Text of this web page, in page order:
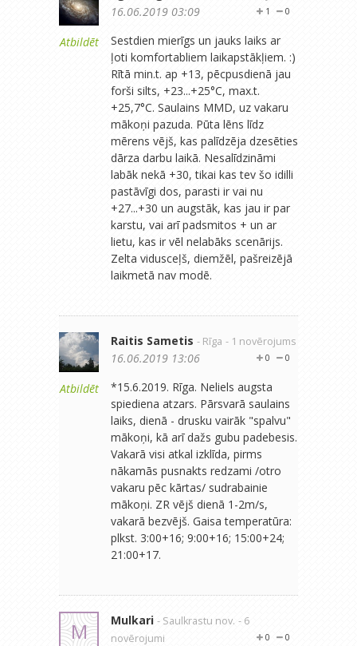
Atbildēt
0
1
16.06.2019 03:09
Sestdien mierīgs un jauks laiks ar
ļoti komfortabliem laikapstākļiem. :)
Rītā min.t. ap +13, pēcpusdienā jau
forši silts, +23...+25°C, max.t.
+25,7°C. Saulains MMD, uz vakaru
mākoņi pazuda. Pūta lēns līdz
mērens vējš, kas palīdzēja dzesēties
dārza darbu laikā. Nesalīdzināmi
labāk nekā +30, tikai kas tev šo idilli
pastāvīgi dos, parasti ir vai nu
+27...+30 un augstāk, kas jau ir par
karstu, vai arī padsmitos + un ar
lietu, kas ir vēl nelabāks scenārijs.
Zelta vidusceļš, diemžēl, pašreizējā
laikmetā nav modē.
Atbildēt
Raitis Sametis - Rīga - 1 novērojums
0
0
16.06.2019 13:06
*15.6.2019. Rīga. Neliels augsta
spiediena atzars. Pārsvarā saulains
laiks, dienā - drusku vairāk "spalvu"
mākoņi, kā arī dažs gubu padebesis.
Vakarā visi atkal izklīda, pirms
nākamās pusnakts redzami /otro
vakaru pēc kārtas/ sudrabainie
mākoņi. ZR vējš dienā 1-2m/s,
vakarā bezvējš. Gaisa temperatūra:
plkst. 3:00+16; 9:00+16; 15:00+24;
21:00+17.
M Mulkari - Saulkrastu nov. - 6
novērojumi
0
0